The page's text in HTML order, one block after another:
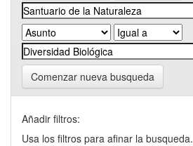
Comenzar nueva busqueda
Añadir filtros:
Usa los filtros para afinar la busqueda.